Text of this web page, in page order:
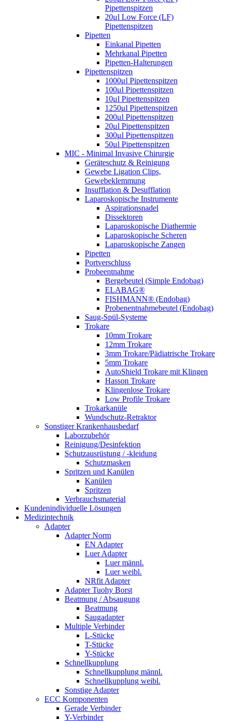
Pipettenspitzen
20μl Low Force (LF)
Pipettenspitzen
Pipetten
Einkanal Pipetten
Mehrkanal Pipetten
Pipetten-Halterungen
Pipettenspitzen
1000μl Pipettenspitzen
100μl Pipettenspitzen
10μl Pipettenspitzen
1250μl Pipettenspitzen
200μl Pipettenspitzen
20μl Pipettenspitzen
300μl Pipettenspitzen
50μl Pipettenspitzen
MIC - Minimal Invasive Chirurgie
Geräteschutz & Reinigung
Gewebe Ligation Clips,
Gewebeklemmung
Insufflation & Desufflation
Laparoskopische Instrumente
Aspirationsnadel
Dissektoren
Laparoskopische Diathermie
Laparoskopische Scheren
Laparoskopische Zangen
Pipetten
Portverschluss
Probeentnahme
Bergebeutel (Simple Endobag)
ELABAG®
FISHMANN® (Endobag)
Probenentnahmebeutel (Endobag)
Saug-Spül-Systeme
Trokare
10mm Trokare
12mm Trokare
3mm Trokare/Pädiatrische Trokare
5mm Trokare
AutoShield Trokare mit Klingen
Hasson Trokare
Klingenlose Trokare
Low Profile Trokare
Trokarkanüle
Wundschutz-Retraktor
Sonstiger Krankenhausbedarf
Laborzubehör
Reinigung/Desinfektion
Schutzausrüstung / -kleidung
Schutzmasken
Spritzen und Kanülen
Kanülen
Spritzen
Verbrauchsmaterial
Kundenindividuelle Lösungen
Medizintechnik
Adapter
Adapter Norm
EN Adapter
Luer Adapter
Luer männl.
Luer weibl.
NRfit Adapter
Adapter Tuohy Borst
Beatmung / Absaugung
Beatmung
Saugadapter
Multiple Verbinder
L-Stücke
T-Stücke
Y-Stücke
Schnellkupplung
Schnellkupplung männl.
Schnellkupplung weibl.
Sonstige Adapter
ECC Komponenten
Gerade Verbinder
Y-Verbinder